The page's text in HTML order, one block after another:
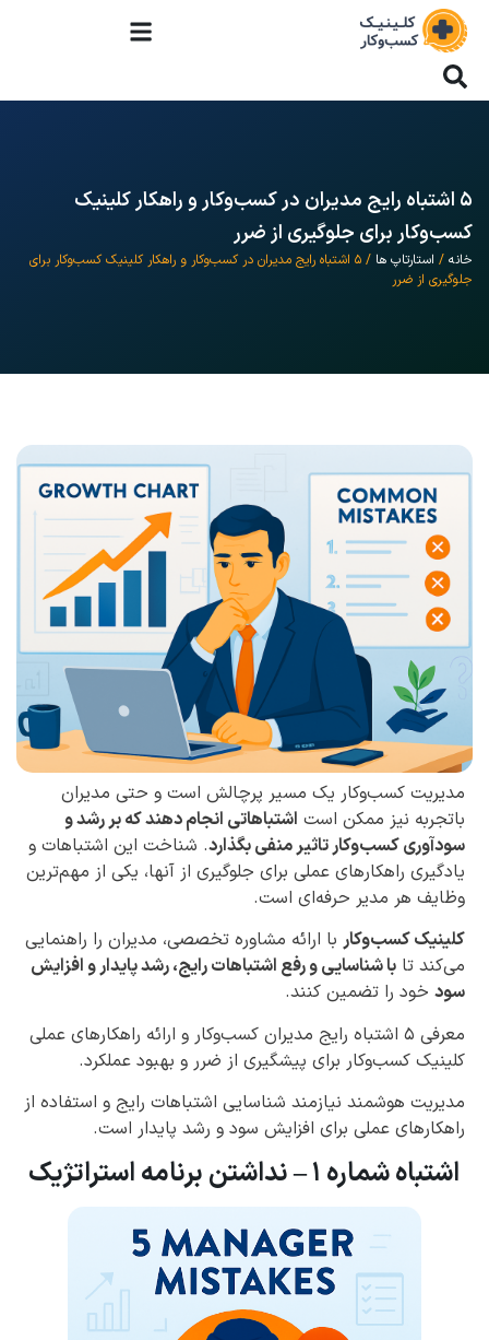
۵ اشتباه رایج مدیران در کسب‌وکار و راهکار کلینیک
کسب‌وکار برای جلوگیری از ضرر
خانه / استارتاپ ها
/ ۵ اشتباه رایج مدیران در کسب‌وکار و راهکار کلینیک کسب‌وکار برای
جلوگیری از ضرر
مدیریت کسب‌وکار یک مسیر پرچالش است و حتی مدیران
باتجربه نیز ممکن است اشتباهاتی انجام دهند که بر رشد و
سودآوری کسب‌وکار تاثیر منفی بگذارد. شناخت این اشتباهات و
یادگیری راهکارهای عملی برای جلوگیری از آنها، یکی از مهم‌ترین
وظایف هر مدیر حرفه‌ای است.
کلینیک کسب‌وکار با ارائه مشاوره تخصصی، مدیران را راهنمایی
می‌کند تا با شناسایی و رفع اشتباهات رایج، رشد پایدار و افزایش
سود خود را تضمین کنند.
معرفی ۵ اشتباه رایج مدیران کسب‌وکار و ارائه راهکارهای عملی
کلینیک کسب‌وکار برای پیشگیری از ضرر و بهبود عملکرد.
مدیریت هوشمند نیازمند شناسایی اشتباهات رایج و استفاده از
راهکارهای عملی برای افزایش سود و رشد پایدار است.
اشتباه شماره ۱ – نداشتن برنامه استراتژیک